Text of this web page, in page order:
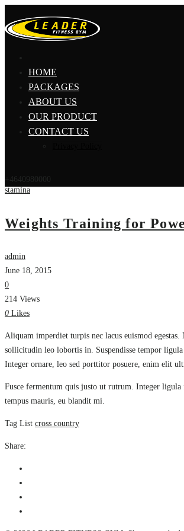
HOME
PACKAGES
ABOUT US
OUR PRODUCT
CONTACT US
+4640980000
stamina
Weights Training for
admin
June 18, 2015
0
214 Views
0 Likes
Aliquam imperdiet turpis nec lacus euismod
sollicitudin leo lobortis in. Suspendisse tempor
Integer ornare, leo sed porttitor posuere, enim elit
Fusce fermentum quis justo ut rutrum. Integer ligula
tempus mauris, eu blandit mi.
Tag List cross country
Share: